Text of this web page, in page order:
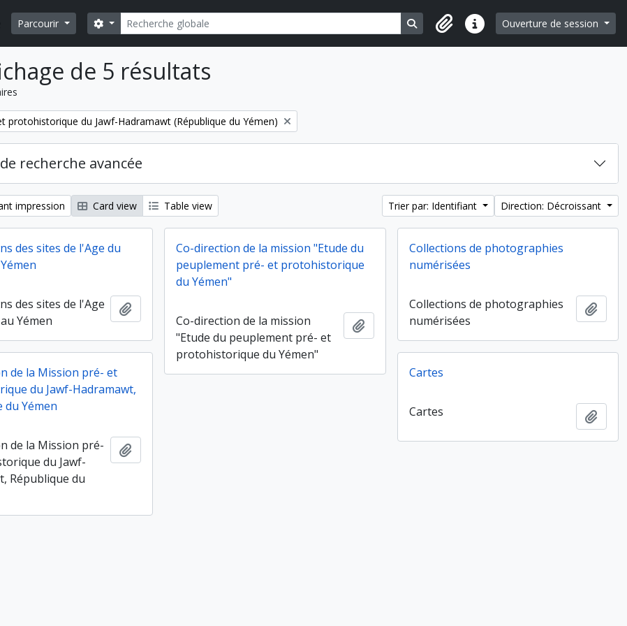
Parcourir Rechercher
Search options Search in browse page
Liens rapidesOuverture de session
de 5 résultats
protohistorique du Jawf-Hadramawt (République du Yémen)
recherche avancée
impression Card view Table view Trier par: Identifiant Direction: Décroissant
des sites de l'Age du
des sites de l'Age
Yémen
Co-direction de la mission "Etude du
peuplement pré- et protohistorique
du Yémen"
Co-direction de la mission
"Etude du peuplement pré- et
protohistorique du Yémen"
Ajouter au presse-papier
Collections de photographies
numérisées
Collections de photographies
numérisées
de la Mission pré- et
du Jawf-Hadramawt,
du Yémen
de la Mission pré-
du Jawf-
République du
Cartes
Cartes